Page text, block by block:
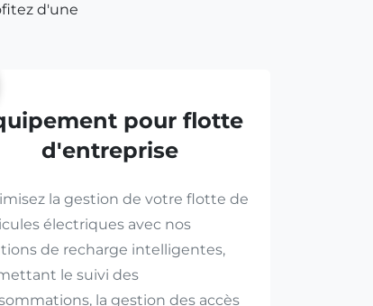
d'une
pour flotte
d'entreprise
la gestion de votre flotte de
électriques avec nos
de recharge intelligentes,
le suivi des
la gestion des accès